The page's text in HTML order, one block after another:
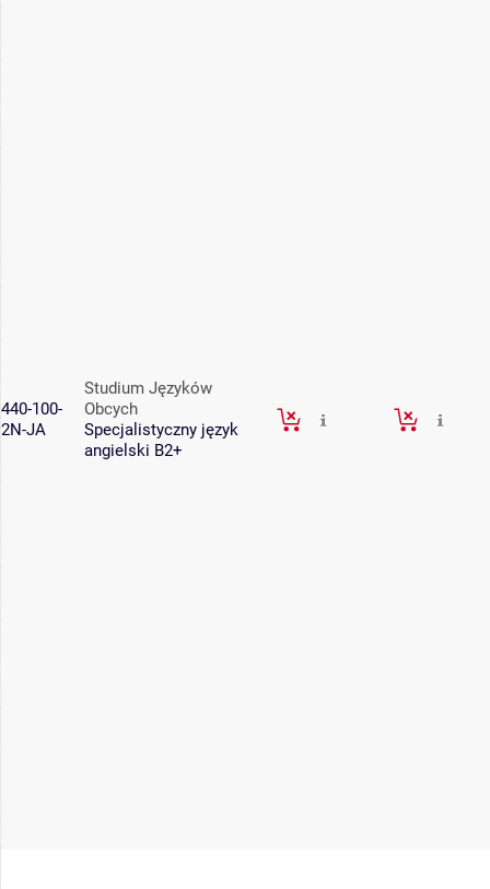
440-100-
2N-JA
Studium Języków
Obcych
Specjalistyczny język
angielski B2+